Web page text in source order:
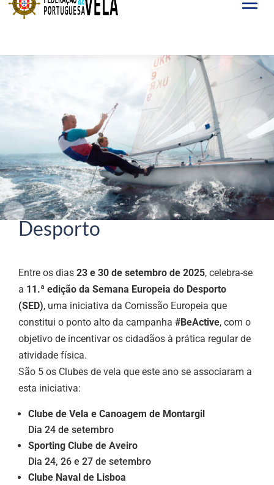
Set 23, 2025
Semana Europeia do
Desporto
Entre os dias23 e 30 de setembro de 2025, celebra-se
a 11.ª edição da Semana Europeia do Desporto
(SED), uma iniciativa da Comissão Europeia que
constitui o ponto alto da campanha#BeActive, com o
objetivo de incentivar os cidadãos à prática regular de
atividade física.
São 5 os Clubes de vela que este ano se associaram a
esta iniciativa:
Clube de Vela e Canoagem de Montargil
Dia 24 de setembro
Sporting Clube de Aveiro
Dia 24, 26 e 27 de setembro
Clube Naval de Lisboa